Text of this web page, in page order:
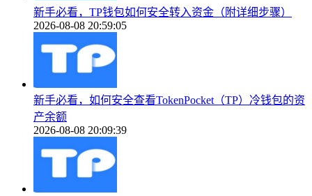
新手必看，TP钱包如何安全转入资金（附详细步骤）
2026-08-08 20:59:05
新手必看，如何安全查看TokenPocket（TP）冷钱包的资
产余额
2026-08-08 20:09:39